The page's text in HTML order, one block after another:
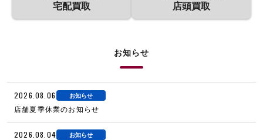
宅配買取 店頭買取
お知らせ
2026.08.06 お知らせ
店舗夏季休業のお知らせ
2026.08.04 お知らせ